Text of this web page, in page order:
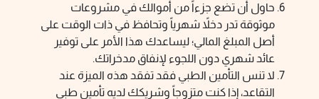
حاول أن تضع جزءاً من أموالك في مشروعات
موثوقة تدر دخلاً شهرياً وتحافظ في ذات الوقت على
أصل المبلغ المالي؛ ليساعدك هذا الأمر على توفير
عائد شهري دون اللجوء لإنفاق مدخراتك.
لا تنس التأمين الطبي فقد تفقد هذه الميزة عند
التقاعد، إذا كنت متزوجاً وشريكك لديه تأمين طبي